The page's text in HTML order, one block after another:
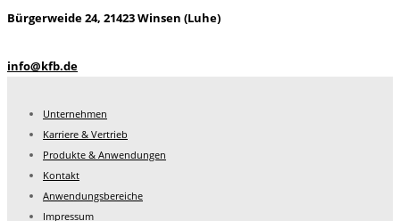
Bürgerweide 24, 21423 Winsen (Luhe)
info@kfb.de
Unternehmen
Karriere & Vertrieb
Produkte & Anwendungen
Kontakt
Anwendungsbereiche
Impressum